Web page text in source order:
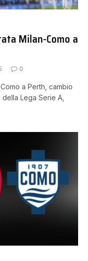
Milan-Como a
0
a Perth, cambio
Lega Serie A,